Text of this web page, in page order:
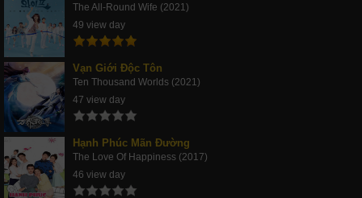
The All-Round Wife (2021)
49 view day
Vạn Giới Độc Tôn
Ten Thousand Worlds (2021)
47 view day
Hạnh Phúc Mãn Đường
The Love Of Happiness (2017)
46 view day